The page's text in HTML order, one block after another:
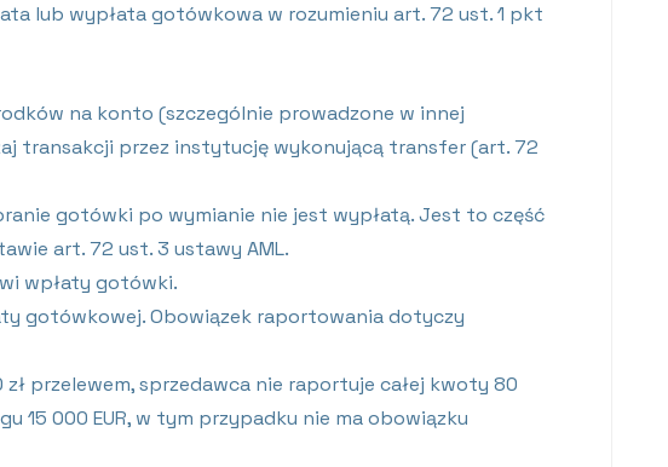
lub wypłata gotówkowa w rozumieniu art. 72 ust. 1 pkt
na konto (szczególnie prowadzone w innej
transakcji przez instytucję wykonującą transfer (art. 72
gotówki po wymianie nie jest wypłatą. Jest to część
art. 72 ust. 3 ustawy AML.
wpłaty gotówki.
gotówkowej. Obowiązek raportowania dotyczy
przelewem, sprzedawca nie raportuje całej kwoty 80
15 000 EUR, w tym przypadku nie ma obowiązku